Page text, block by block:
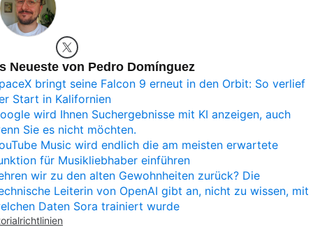
Neueste von Pedro Domínguez
bringt seine Falcon 9 erneut in den Orbit: So verlief
Start in Kalifornien
wird Ihnen Suchergebnisse mit KI anzeigen, auch
Sie es nicht möchten.
Music wird endlich die am meisten erwartete
für Musikliebhaber einführen
wir zu den alten Gewohnheiten zurück? Die
Leiterin von OpenAI gibt an, nicht zu wissen, mit
Daten Sora trainiert wurde